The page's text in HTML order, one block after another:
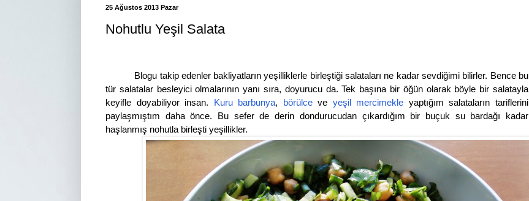
25 Ağustos 2013 Pazar
Nohutlu Yeşil Salata
Blogu takip edenler bakliyatların yeşilliklerle birleştiği salataları ne kadar sevdiğimi bilirler. Bence bu
tür salatalar besleyici olmalarının yanı sıra, doyurucu da. Tek başına bir öğün olarak böyle bir salatayla
keyifle doyabiliyor insan.
Kuru barbunya, börülceve yeşil mercimekle yaptığım salataların tariflerini
paylaşmıştım daha önce. Bu sefer de derin dondurucudan çıkardığım bir buçuk su bardağı kadar
haşlanmış nohutla birleşti yeşillikler.